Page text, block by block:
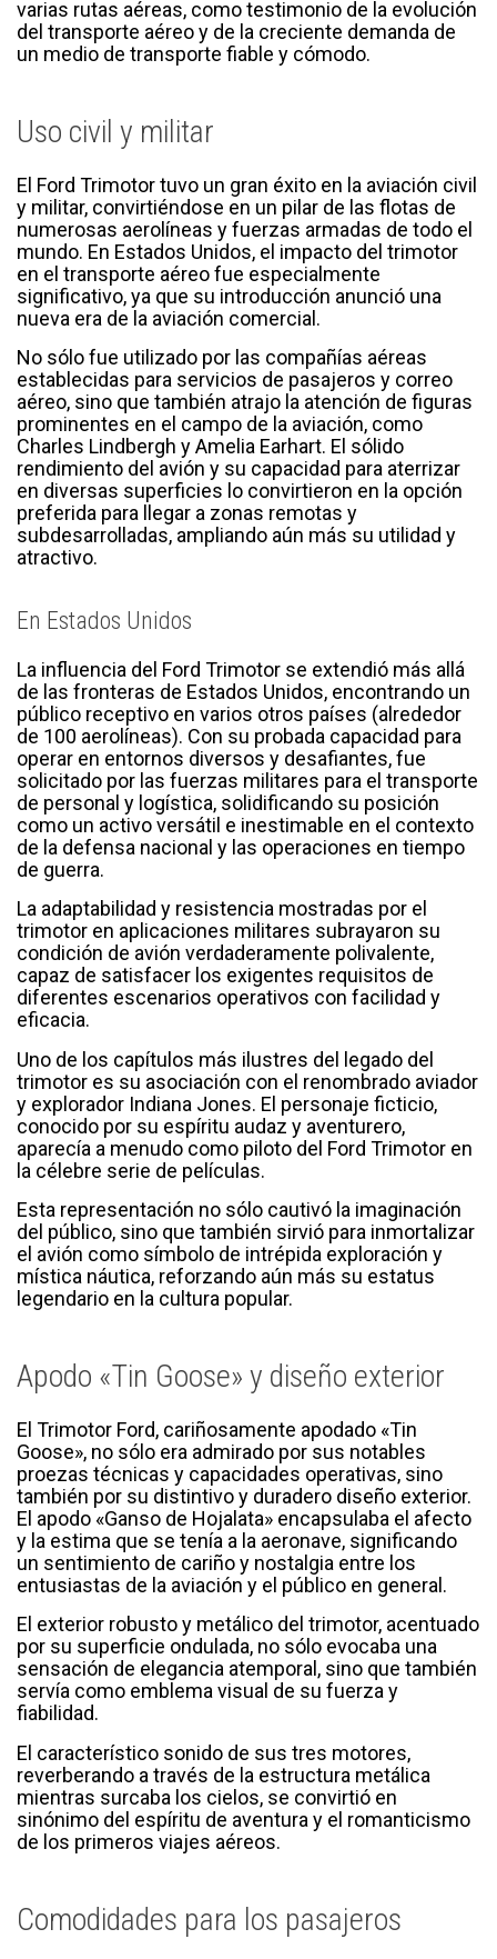
varias rutas aéreas, como testimonio de la evolución
del transporte aéreo y de la creciente demanda de
un medio de transporte fiable y cómodo.
Uso civil y militar
El Ford Trimotor tuvo un gran éxito en la aviación civil
y militar, convirtiéndose en un pilar de las flotas de
numerosas aerolíneas y fuerzas armadas de todo el
mundo. En Estados Unidos, el impacto del trimotor
en el transporte aéreo fue especialmente
significativo, ya que su introducción anunció una
nueva era de la aviación comercial.
No sólo fue utilizado por las compañías aéreas
establecidas para servicios de pasajeros y correo
aéreo, sino que también atrajo la atención de figuras
prominentes en el campo de la aviación, como
Charles Lindbergh y Amelia Earhart. El sólido
rendimiento del avión y su capacidad para aterrizar
en diversas superficies lo convirtieron en la opción
preferida para llegar a zonas remotas y
subdesarrolladas, ampliando aún más su utilidad y
atractivo.
En Estados Unidos
La influencia del Ford Trimotor se extendió más allá
de las fronteras de Estados Unidos, encontrando un
público receptivo en varios otros países (alrededor
de 100 aerolíneas). Con su probada capacidad para
operar en entornos diversos y desafiantes, fue
solicitado por las fuerzas militares para el transporte
de personal y logística, solidificando su posición
como un activo versátil e inestimable en el contexto
de la defensa nacional y las operaciones en tiempo
de guerra.
La adaptabilidad y resistencia mostradas por el
trimotor en aplicaciones militares subrayaron su
condición de avión verdaderamente polivalente,
capaz de satisfacer los exigentes requisitos de
diferentes escenarios operativos con facilidad y
eficacia.
Uno de los capítulos más ilustres del legado del
trimotor es su asociación con el renombrado aviador
y explorador Indiana Jones. El personaje ficticio,
conocido por su espíritu audaz y aventurero,
aparecía a menudo como piloto del Ford Trimotor en
la célebre serie de películas.
Esta representación no sólo cautivó la imaginación
del público, sino que también sirvió para inmortalizar
el avión como símbolo de intrépida exploración y
mística náutica, reforzando aún más su estatus
legendario en la cultura popular.
Apodo «Tin Goose» y diseño exterior
El Trimotor Ford, cariñosamente apodado «Tin
Goose», no sólo era admirado por sus notables
proezas técnicas y capacidades operativas, sino
también por su distintivo y duradero diseño exterior.
El apodo «Ganso de Hojalata» encapsulaba el afecto
y la estima que se tenía a la aeronave, significando
un sentimiento de cariño y nostalgia entre los
entusiastas de la aviación y el público en general.
El exterior robusto y metálico del trimotor, acentuado
por su superficie ondulada, no sólo evocaba una
sensación de elegancia atemporal, sino que también
servía como emblema visual de su fuerza y
fiabilidad.
El característico sonido de sus tres motores,
reverberando a través de la estructura metálica
mientras surcaba los cielos, se convirtió en
sinónimo del espíritu de aventura y el romanticismo
de los primeros viajes aéreos.
Comodidades para los pasajeros